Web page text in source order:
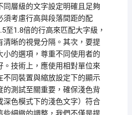
同層級的文字設定明確且足夠
須考慮行高與段落間距的配
至1.8倍的行高來匹配大字級，
清晰的視覺分隔。其次，要提
小的選項，尊重不同使用者的
。技術上，應使用相對單位來
不同裝置與縮放設定下的顯示
的測試至關重要，確保淺色背
深色模式下的淺色文字）符合